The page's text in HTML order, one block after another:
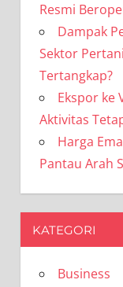
Resmi
Dampak
Sektor
Tertangkap?
Ekspor ke
Aktivitas
Harga
Pantau Arah
KATEGORI
Business